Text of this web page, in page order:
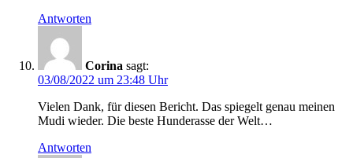
Antworten
Corina sagt:
03/08/2022 um 23:48 Uhr
Vielen Dank, für diesen Bericht. Das spiegelt genau meinen
Mudi wieder. Die beste Hunderasse der Welt…
Antworten